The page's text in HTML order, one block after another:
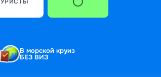
В морской круиз
БЕЗ ВИЗ